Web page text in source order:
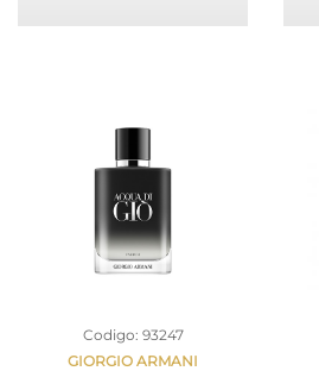
Codigo: 93247
GIORGIO ARMANI